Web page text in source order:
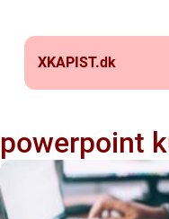
XKAPIST.dk
powerpoint